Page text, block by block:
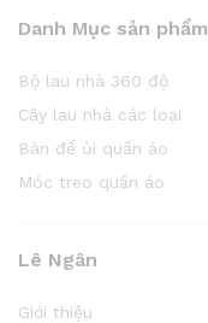
Danh Mục sản phẩm
Bộ lau nhà 360 độ
Cây lau nhà các loại
Bàn để ủi quần áo
Móc treo quần áo
Lê Ngân
Giới thiệu